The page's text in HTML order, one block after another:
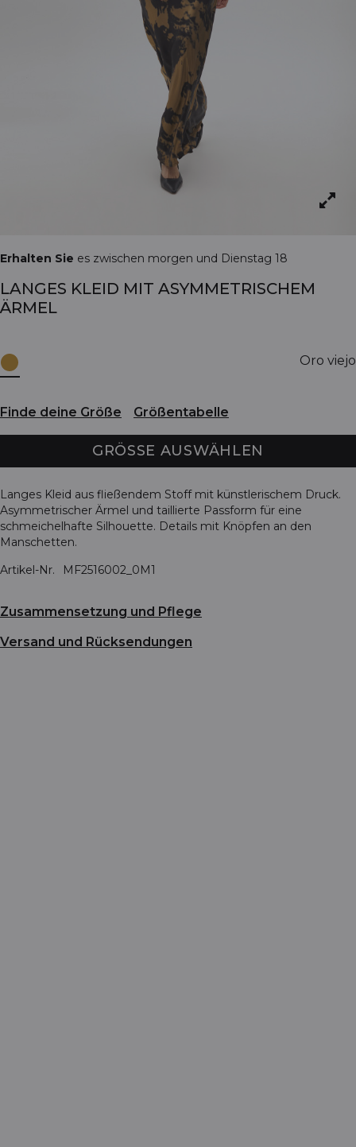
Erhalten Sie es zwischen morgen und Dienstag 18
LANGES KLEID MIT ASYMMETRISCHEM
ÄRMEL
Oro viejo
Finde deine Größe Größentabelle
GRÖSSE AUSWÄHLEN
Langes Kleid aus fließendem Stoff mit künstlerischem Druck.
Asymmetrischer Ärmel und taillierte Passform für eine
schmeichelhafte Silhouette. Details mit Knöpfen an den
Manschetten.
Artikel-Nr.
MF2516002_0M1
Zusammensetzung und Pflege
Versand und Rücksendungen